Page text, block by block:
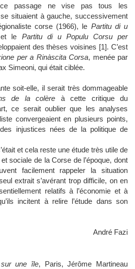
passage ne vise pas tous les
situaient à gauche, successivement
corse (1966), le Partitu di u
le Partitu di u Populu Corsu per
des thèses voisines [1]. C’est
per a Rinàscita Corsa, menée par
Simeoni, qui était ciblée.
soit-elle, il serait très dommageable
de la colère à cette critique du
ce serait oublier que les analyses
convergeaient en plusieurs points,
injustices nées de la politique de
et cela reste une étude très utile de
sociale de la Corse de l’époque, dont
facilement rappeler la situation
extrait s’avérant trop difficile, on en
relatifs à l’économie et à
incitent à relire l’étude dans son
André Fazi
une île, Paris, Jérôme Martineau